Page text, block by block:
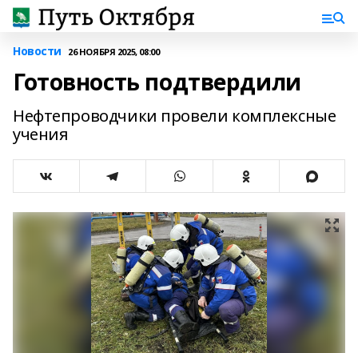
Новости 26 НОЯБРЯ 2025, 08:00
Готовность подтвердили
Нефтепроводчики провели комплексные
учения